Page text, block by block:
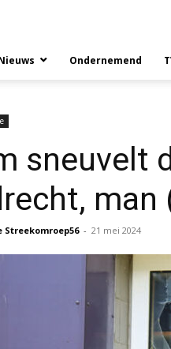
Ondernemend
sneuvelt
man
Streekomroep56 - 21 mei 2024